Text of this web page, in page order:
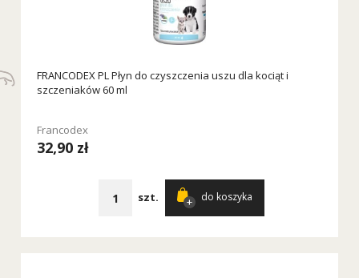
FRANCODEX PL Płyn do czyszczenia uszu dla kociąt i
szczeniaków 60 ml
Francodex
32,90 zł
szt. do koszyka